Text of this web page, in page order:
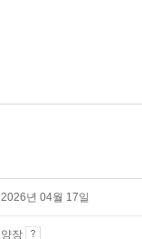
2026년 04월 17일
양장